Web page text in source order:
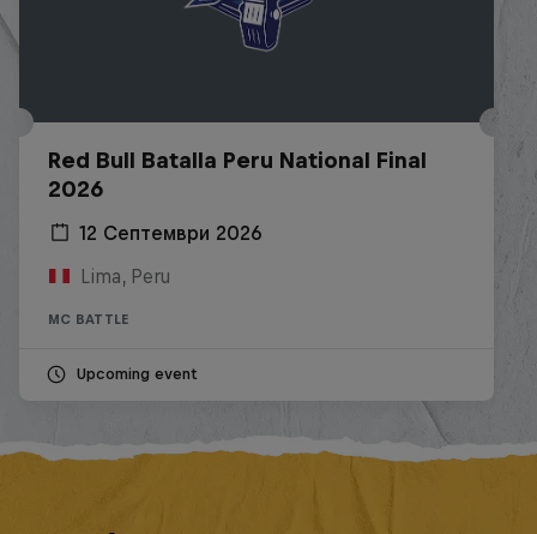
Red Bull Batalla Peru National Final
2026
12 Септември 2026
Lima, Peru
MC BATTLE
Upcoming event